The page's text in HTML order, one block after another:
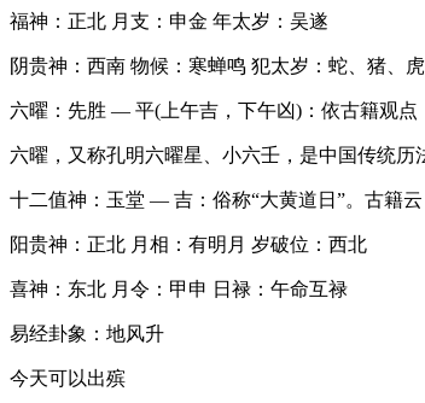
福神：正北 月支：申金 年太岁：吴遂
阴贵神：西南 物候：寒蝉鸣 犯太岁：蛇、猪、
六曜：先胜 — 平(上午吉，下午凶)：依古籍观点
六曜，又称孔明六曜星、小六壬，是中国传统
十二值神：玉堂 — 吉：俗称“大黄道日”。古籍
阳贵神：正北 月相：有明月 岁破位：西北
喜神：东北 月令：甲申 日禄：午命互禄
易经卦象：地风升
今天可以出殡